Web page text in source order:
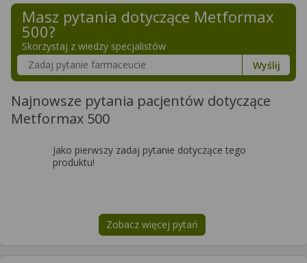
Masz pytania dotyczące Metformax
500?
Skorzystaj z wiedzy specjalistów
Szukaj w poradnikach o zdrowiu
Wyślij
Najnowsze pytania pacjentów dotyczące
Metformax 500
Jako pierwszy zadaj pytanie dotyczące tego
produktu!
Zobacz więcej pytań
na tematMetformax 500